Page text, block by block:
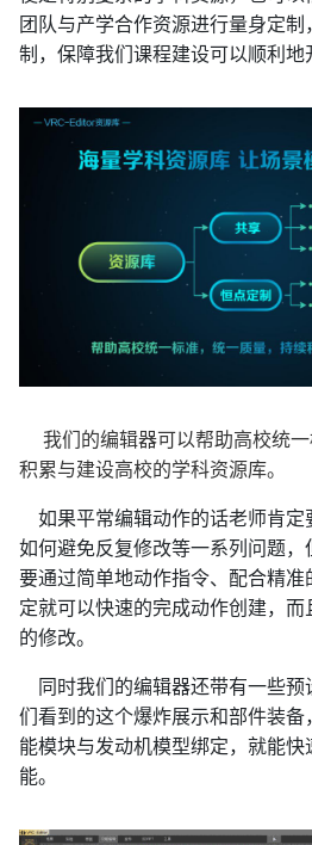
团队与产学合作资源进行量身定
制，保障我们课程建设可以顺利地
我们的编辑器可以帮助高校统一
积累与建设高校的学科资源库。
如果平常编辑动作的话老师肯定
如何避免反复修改等一系列问题
要通过简单地动作指令、配合精
定就可以快速的完成动作创建，
的修改。
同时我们的编辑器还带有一些预
们看到的这个爆炸展示和部件装
能模块与发动机模型绑定，就能
能。